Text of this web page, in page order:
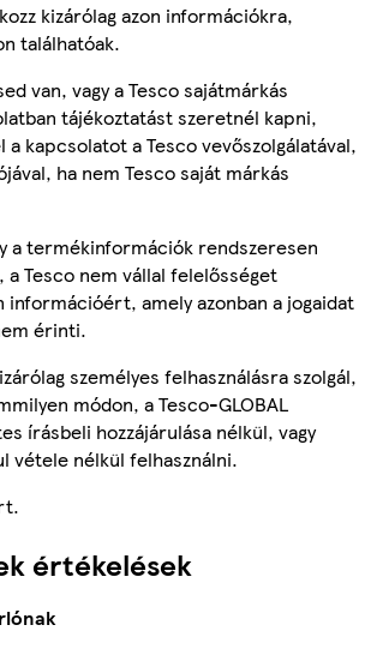
kizárólag azon információkra,
találhatóak.
van, vagy a Tesco sajátmárkás
tájékoztatást szeretnél kapni,
kapcsolatot a Tesco vevőszolgálatával,
ha nem Tesco saját márkás
a termékinformációk rendszeresen
Tesco nem vállal felelősséget
információért, amely azonban a jogaidat
érinti.
személyes felhasználásra szolgál,
módon, a Tesco-GLOBAL
írásbeli hozzájárulása nélkül, vagy
vétele nélkül felhasználni.
értékelések